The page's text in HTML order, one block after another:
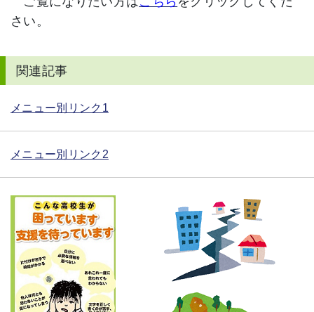
さい。
関連記事
メニュー別リンク1
メニュー別リンク2